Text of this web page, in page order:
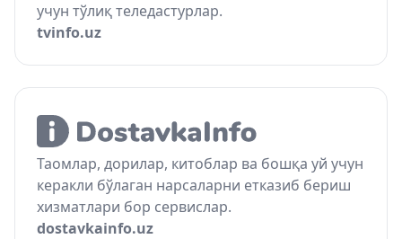
учун тўлиқ теледастурлар.
tvinfo.uz
Таомлар, дорилар, китоблар ва бошқа уй учун
керакли бўлаган нарсаларни етказиб бериш
хизматлари бор сервислар.
dostavkainfo.uz